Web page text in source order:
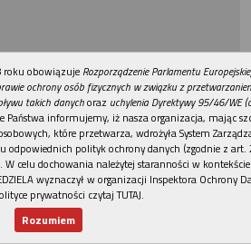
REKLAMA
roku obowiązuje Rozporządzenie Parlamentu
ochrony osób fizycznych w związku z
takich danychoraz uchylenia Dyrektywy 95/46/WE
informujemy, iż nasza organizacja, mając
które przetwarza, wdrożyła System
polityk ochrony danych (zgodnie z art.
celu dochowania należytej staranności w
wyznaczył w organizacji Inspektora Ochrony
prywatności czytaj TUTAJ.
Rozumiem